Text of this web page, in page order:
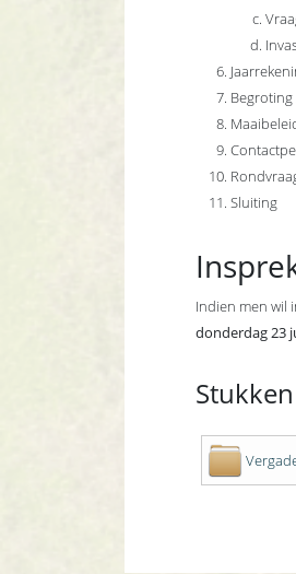
Sluiting
Indien men wil
donderdag 23